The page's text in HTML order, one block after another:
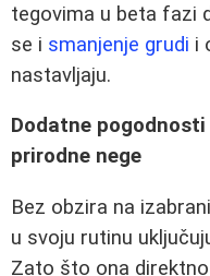
tegovima u beta fazi
se i smanjenje grudi i
nastavljaju.
Dodatne
prirodne nege
Bez obzira na
u svoju rutinu
Zato što ona